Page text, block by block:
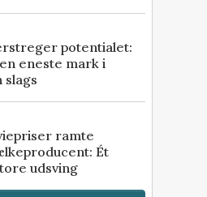
potentialet:
eneste mark i
slags
ramte
Ét
udsving